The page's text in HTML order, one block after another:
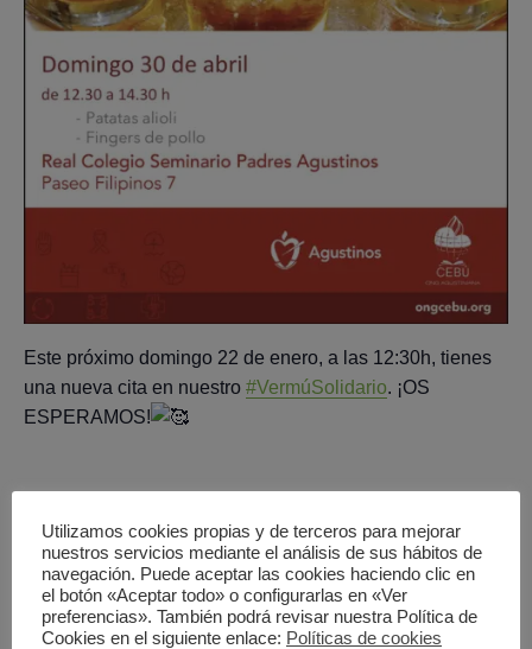
Este próximo domingo 22 de enero, a las 12:30h, tienes
una nueva cita en nuestro #VermúSolidario. ¡OS
ESPERAMOS!
Añadir al calendario
DETALLES ORGANIZADOR
Utilizamos cookies propias y de terceros para mejorar
nuestros servicios mediante el análisis de sus hábitos de
navegación. Puede aceptar las cookies haciendo clic en
el botón «Aceptar todo» o configurarlas en «Ver
preferencias». También podrá revisar nuestra Política de
Cookies en el siguiente enlace: Políticas de cookies